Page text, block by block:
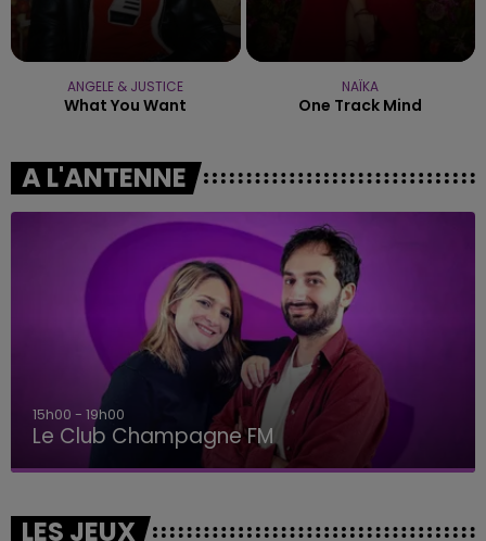
ANGELE & JUSTICE
What You Want
NAÏKA
One Track Mind
A L'ANTENNE
15h00 - 19h00
Le Club Champagne FM
LES JEUX